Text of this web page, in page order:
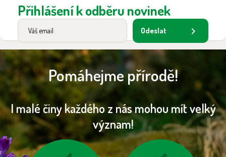
Přihlášení k odběru novinek
Odeslat
Pomáhejme přírodě!
I malé činy každého z nás mohou mít velký
význam!